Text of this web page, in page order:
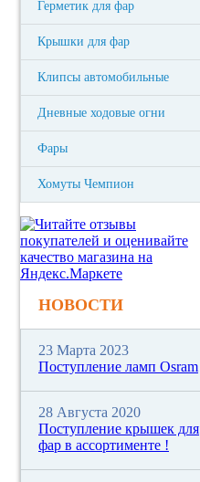
Герметик для фар
Крышки для фар
Клипсы автомобильные
Дневные ходовые огни
Фары
Хомуты Чемпион
НОВОСТИ
23 Марта 2023
Поступление ламп Osram
28 Августа 2020
Поступление крышек для
фар в ассортименте !